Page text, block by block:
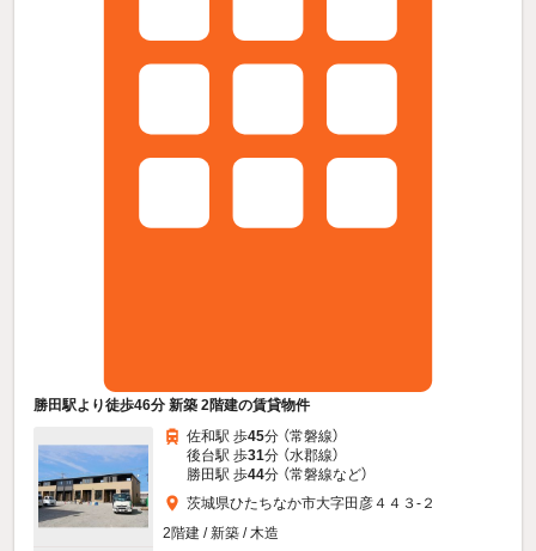
勝田駅より徒歩46分 新築 2階建の賃貸物件
佐和駅 歩45分 （常磐線）
後台駅 歩31分 （水郡線）
勝田駅 歩44分 （常磐線など）
茨城県ひたちなか市大字田彦４４３-２
2階建 / 新築 / 木造